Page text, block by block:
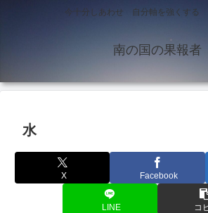
今十分しあわせ 自分軸を強くする
南の国の果報者
水
X Facebook
LINE コ